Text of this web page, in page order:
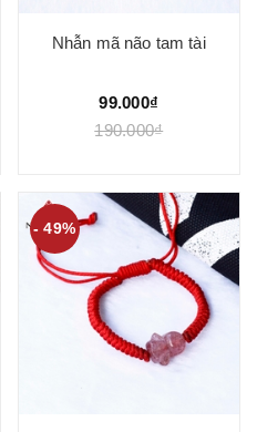
Nhẫn mã não tam tài
99.000₫
190.000₫
- 49%